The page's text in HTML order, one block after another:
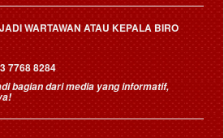
WARTAWAN ATAU KEPALA BIRO
7768 8284
bagian dari media yang informatif,